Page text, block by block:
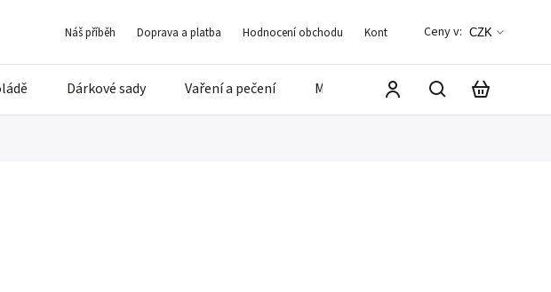
Náš příběh Doprava a platba Hodnocení obchodu Kontakt Blog Často kladené
Ceny v: CZK
Dárkové sady Vaření a pečení Mandle a ořechy ⭐️ Zvýhodněné